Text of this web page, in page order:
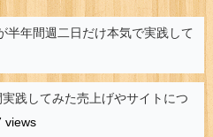
半年間週二日だけ本気で実践して
践してみた売上げやサイトにつ
views